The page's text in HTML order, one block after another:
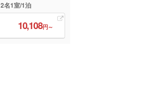
2名1室/1泊
10,108円～